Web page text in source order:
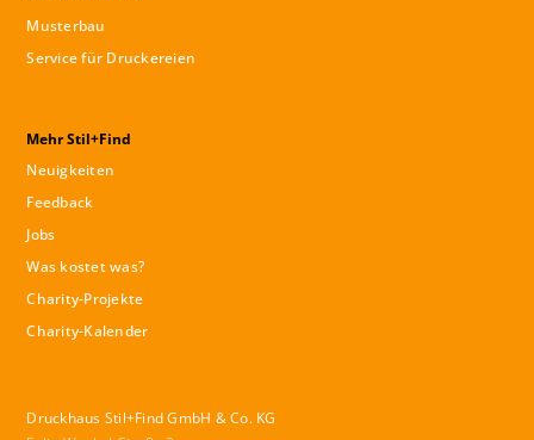
Musterbau
Service für Druckereien
Mehr Stil+Find
Neuigkeiten
Feedback
Jobs
Was kostet was?
Charity-Projekte
Charity-Kalender
Druckhaus Stil+Find GmbH & Co. KG